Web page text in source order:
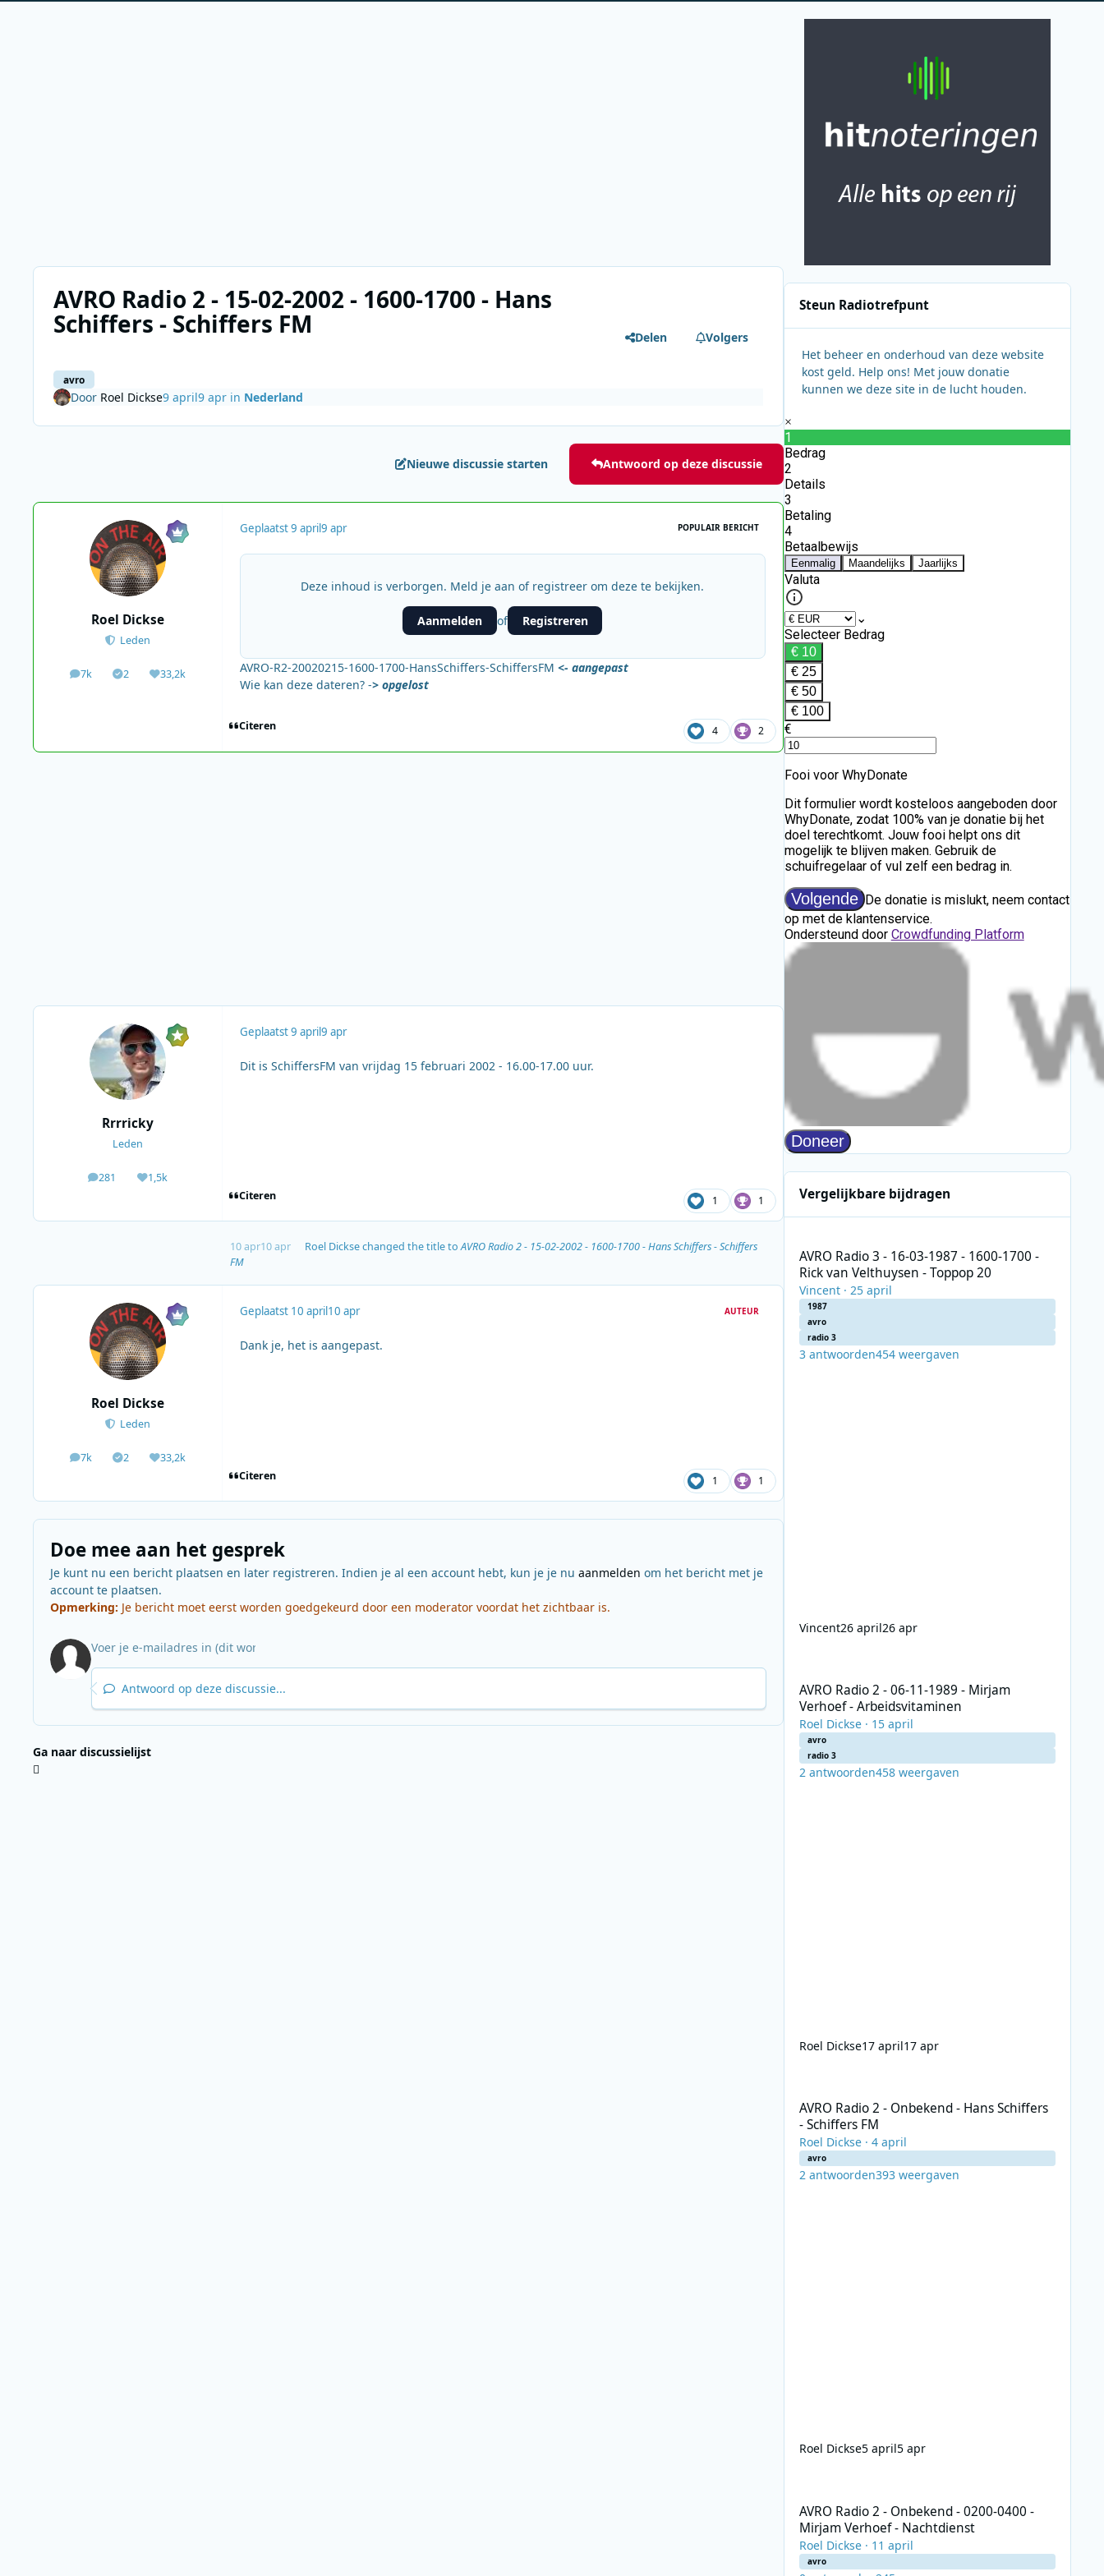
AVRO Radio 2 - 15-02-2002 - 1600-1700 - Hans
Schiffers - Schiffers FM
avro
Delen Volgers
Door Roel Dickse9 april9 aprin Nederland
Nieuwe discussie starten Antwoord op deze discussie
Roel Dickse
Leden
7k
berichten2
Solutions33,2k
Waardering
Geplaatst9 april9 apr POPULAIR BERICHT
Deze inhoud is verborgen. Meld je aan of registreer om deze te bekijken.
Aanmelden of Registreren
AVRO-R2-20020215-1600-1700-HansSchiffers-SchiffersFM <- aangepast
Wie kan deze dateren? -> opgelost
Citeren 4 2
Rrrricky
Leden
281
berichten1,5k
Waardering
Geplaatst9 april9 apr
Dit is SchiffersFM van vrijdag 15 februari 2002 - 16.00-17.00 uur.
Citeren 1 1
10 apr10 apr Roel Dicksechanged the title toAVRO Radio 2 - 15-02-2002 - 1600-1700 - Hans Schiffers - Schiffers
FM
Roel Dickse
Leden
7k
berichten2
Solutions33,2k
Waardering
Geplaatst 10 april 10 apr AUTEUR
Dank je, het is aangepast.
Citeren 1 1
Doe mee aan het gesprek
Je kunt nu een bericht plaatsen en later registreren. Indien je al een account hebt, kun je je nu aanmelden om het bericht met je
account te plaatsen.
Opmerking: Je bericht moet eerst worden goedgekeurd door een moderator voordat het zichtbaar is.
Antwoord op deze discussie...
Ga naar discussielijst
Steun Radiotrefpunt
Het beheer en onderhoud van deze website
kost geld. Help ons! Met jouw donatie
kunnen we deze site in de lucht houden.
Vergelijkbare bijdragen
AVRO Radio 3 - 16-03-1987 - 1600-1700 -
Rick van Velthuysen - Toppop 20
Vincent· 25 april
1987
avro
radio 3
3 antwoorden454 weergaven
Vincent26 april26 apr
AVRO Radio 2 - 06-11-1989 - Mirjam
Verhoef - Arbeidsvitaminen
Roel Dickse· 15 april
avro
radio 3
2 antwoorden458 weergaven
Roel Dickse17 april17 apr
AVRO Radio 2 - Onbekend - Hans Schiffers
- Schiffers FM
Roel Dickse· 4 april
avro
2 antwoorden393 weergaven
Roel Dickse5 april5 apr
AVRO Radio 2 - Onbekend - 0200-0400 -
Mirjam Verhoef - Nachtdienst
Roel Dickse· 11 april
avro